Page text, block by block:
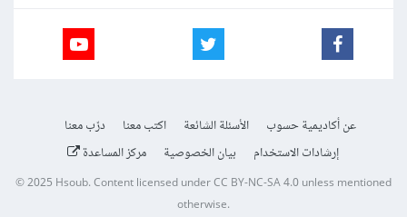
عن أكاديمية حسوب الأسئلة الشائعة اكتب معنا
درّب معنا
إرشادات الاستخدام
بيان الخصوصية مركز المساعدة
© 2025Hsoub.Content licensed underCC BY-NC-SA 4.0unless mentioned
otherwise.